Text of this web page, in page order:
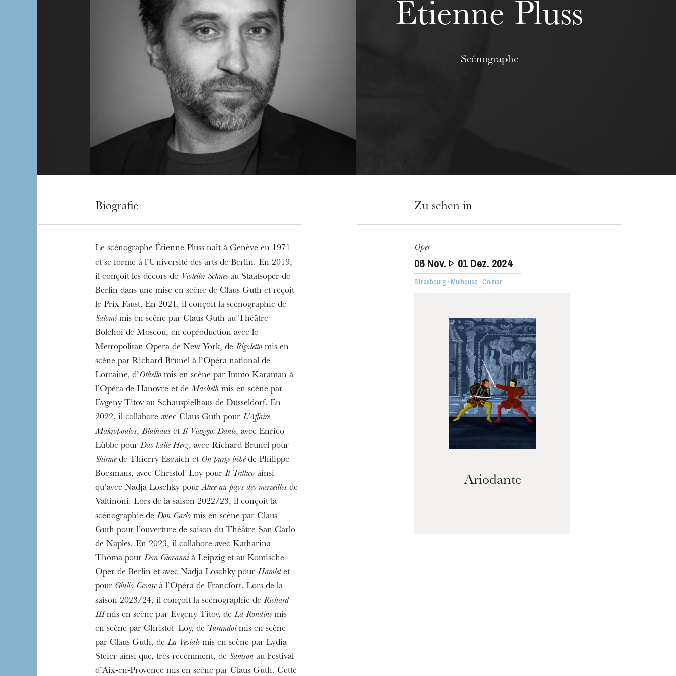
Die OnR mit euch
Führungen durch die Oper
Étienne Pluss
Scénographe
Biografie
Le scénographe Étienne Pluss naît à Genève en 1971
et se forme à l’Université des arts de Berlin. En 2019,
il conçoit les décors de Violetter Schneeau Staatsoper de
Berlin dans une mise en scène de Claus Guth et reçoit
le Prix Faust. En 2021, il conçoit la scénographie de
Salomémis en scène par Claus Guth au Théâtre
Bolchoï de Moscou, en coproduction avec le
Metropolitan Opera de New York, de Rigolettomis en
scène par Richard Brunel à l’Opéra national de
Lorraine, d’Othellomis en scène par Immo Karaman à
l’Opéra de Hanovre et deMacbethmis en scène par
Evgeny Titov au Schauspielhaus de Düsseldorf. En
2022, il collabore avec Claus Guth pour L’Affaire
Makropoulos, Bluthauset Il Viaggio, Dante, avec Enrico
Lübbe pourDas kalte Herz, avec Richard Brunel pour
Shirinede Thierry Escaich et On purge bébéde Philippe
Boesmans, avec Christof Loy pour Il Tritticoainsi
qu’avec Nadja Loschky pourAlice au pays des merveillesde
Valtinoni. Lors de la saison 2022/23, il conçoit la
scénographie deDon Carlomis en scène par Claus
Guth pour l’ouverture de saison du Théâtre San Carlo
de Naples. En 2023, il collabore avec Katharina
Thoma pourDon Giovannià Leipzig et au Komische
Oper de Berlin et avec Nadja Loschky pour Hamletet
pour Giulio Cesareà l’Opéra de Francfort. Lors de la
saison 2023/24, il conçoit la scénographie de Richard
IIImis en scène par Evgeny Titov, de La Rondinemis
en scène par Christof Loy, de Turandotmis en scène
par Claus Guth, de La Vestalemis en scène par Lydia
Steier ainsi que, très récemment, de Samsonau Festival
d’Aix-en-Provence mis en scène par Claus Guth. Cette
Zu sehen in
Oper
06 Nov. 01 Dez. 2024
Strasbourg · Mulhouse · Colmar
Ariodante